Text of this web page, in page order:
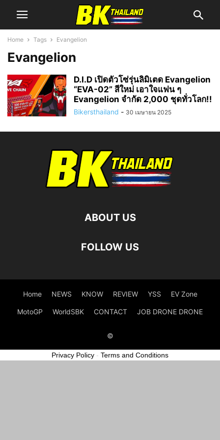
Home Tags Evangelion
Evangelion
D.I.D เปิดตัวโซ่รุ่นลิมิเตด Evangelion
“EVA-02” สีใหม่ เอาใจแฟน ๆ
Evangelion จำกัด 2,000 ชุดทั่วโลก!!
Bikersthailand - 30 เมษายน 2025
ABOUT US
FOLLOW US
Home NEWS KNOW REVIEW YSS EV Zone
MotoGP WorldSBK CONTACT JOB DRONE DRONE
©
Privacy Policy - Terms and Conditions